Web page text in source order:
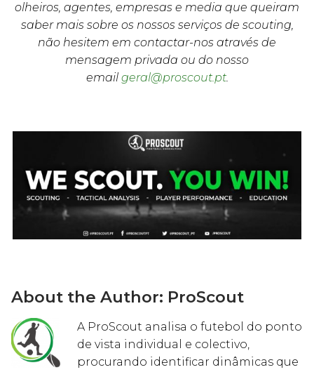
olheiros, agentes, empresas e media que queiram
saber mais sobre os nossos serviços de scouting,
não hesitem em contactar-nos através de
mensagem privada ou do nosso
email geral@proscout.pt.
About the Author: ProScout
A ProScout analisa o futebol do ponto
de vista individual e colectivo,
procurando identificar dinâmicas que